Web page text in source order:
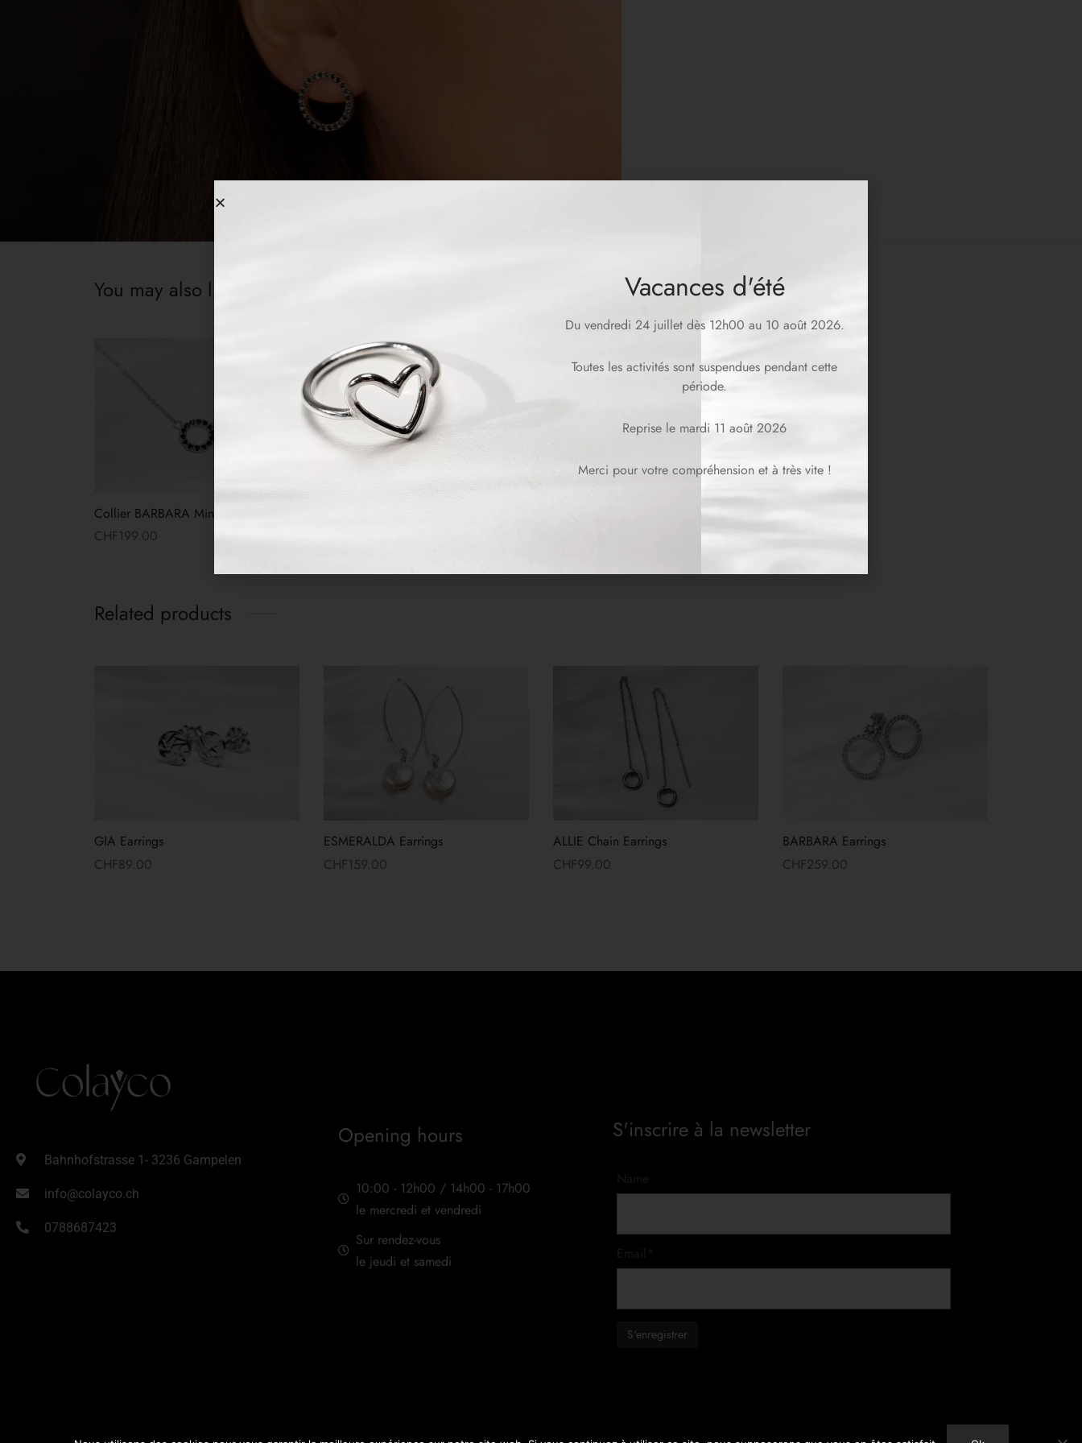
You may also like…
Collier BARBARA Mini
CHF199.00
Related products
GIA Earrings
CHF89.00
ESMERALDA Earrings
CHF159.00
ALLIE Chain Earrings
CHF99.00
BARBARA Earrings
CHF259.00
Bahnhofstrasse 1- 3236 Gampelen
info@colayco.ch
0788687423
Opening hours
10:00 - 12h00 / 14h00 - 17h00
le mercredi et vendredi
Sur rendez-vous
le jeudi et samedi
S'inscrire à la newsletter
Vacances d'été
Du vendredi 24 juillet dès 12h00 au 10 août 2026.
Toutes les activités sont suspendues pendant cette
période.
Reprise le mardi 11 août 2026
Merci pour votre compréhension et à très vite !